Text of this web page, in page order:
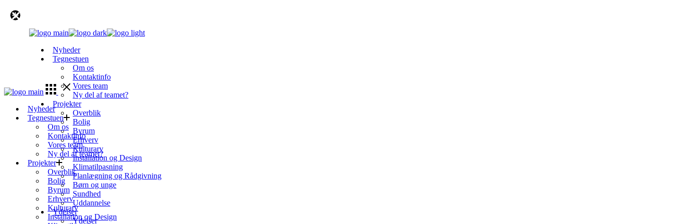
Nyheder
Tegnestuen
Om os
Kontaktinfo
Vores team
Ny del af teamet?
Projekter
Overblik
Bolig
Byrum
Erhverv
Kulturarv
Installation og Design
Klimatilpasning
Planlægning og Rådgivning
Børn og unge
Sundhed
Uddannelse
Ydelser
Ydelser
Nyheder
Tegnestuen
Om os
Kontaktinfo
Vores team
Ny del af teamet?
Projekter
Overblik
Bolig
Byrum
Erhverv
Kulturarv
Installation og Design